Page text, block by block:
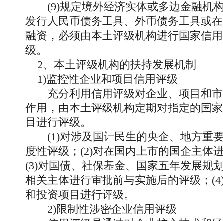
(9)规定境外经济实体或多边金融机
发行人民币债务工具、外币债务工具或
融资，必须由本土评级机构进行国家信
级。
2、本土评级机构的扶持发展机制
1)监控性企业和项目信用评级
充分利用信用评级对企业、项目和市
作用，由本土评级机构定期对指定的国
目进行评级。
(1)对涉及国计民生的央企、地方重
度性评级；(2)对在国内上市的国企主体
(3)对国债、社保基金、国家五年发展规
相关主体进行审批前与实施后的评级；
和投资项目进行评级。
2)限制性涉密企业信用评级